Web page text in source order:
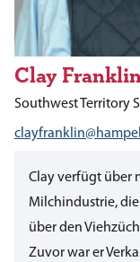
Clay
Southwest Territory
Clay verfügt über
Milchindustrie,
über den
Zuvor war er